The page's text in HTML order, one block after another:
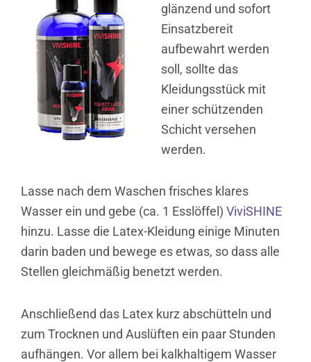
glänzend und sofort
Einsatzbereit
aufbewahrt werden
soll, sollte das
Kleidungsstück mit
einer schützenden
Schicht versehen
werden.
Lasse nach dem Waschen frisches klares
Wasser ein und gebe (ca. 1 Esslöffel) ViviSHINE
hinzu. Lasse die Latex-Kleidung einige Minuten
darin baden und bewege es etwas, so dass alle
Stellen gleichmäßig benetzt werden.
Anschließend das Latex kurz abschütteln und
zum Trocknen und Auslüften ein paar Stunden
aufhängen. Vor allem bei kalkhaltigem Wasser